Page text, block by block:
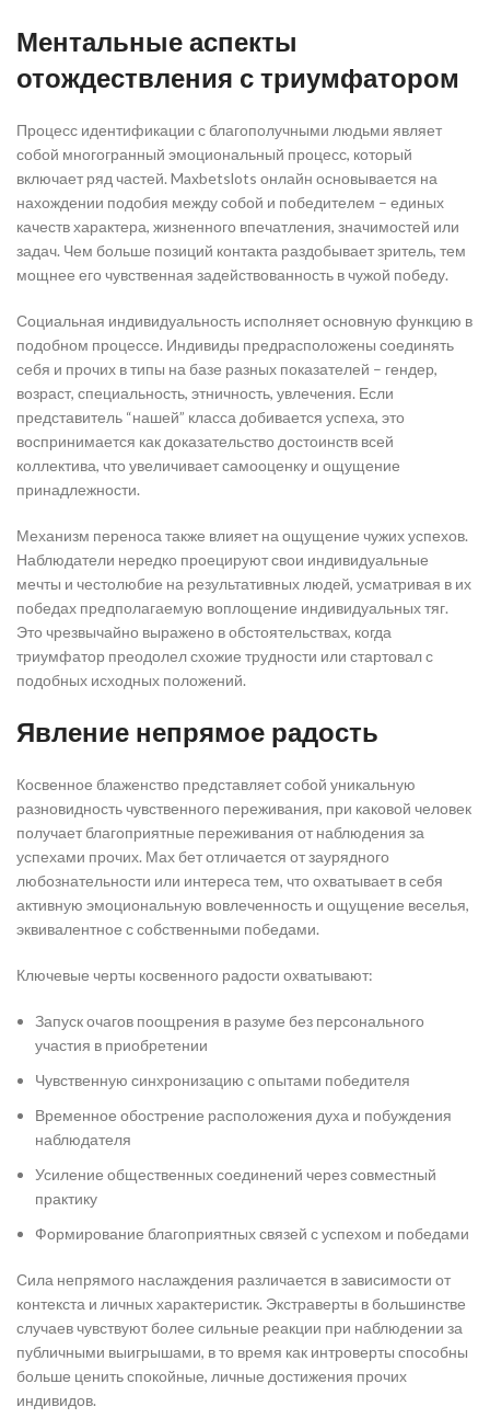
Ментальные аспекты
отождествления с триумфатором
Процесс идентификации с благополучными людьми являет
собой многогранный эмоциональный процесс, который
включает ряд частей. Maxbetslots онлайн основывается на
нахождении подобия между собой и победителем – единых
качеств характера, жизненного впечатления, значимостей или
задач. Чем больше позиций контакта раздобывает зритель, тем
мощнее его чувственная задействованность в чужой победу.
Социальная индивидуальность исполняет основную функцию в
подобном процессе. Индивиды предрасположены соединять
себя и прочих в типы на базе разных показателей – гендер,
возраст, специальность, этничность, увлечения. Если
представитель “нашей” класса добивается успеха, это
воспринимается как доказательство достоинств всей
коллектива, что увеличивает самооценку и ощущение
принадлежности.
Механизм переноса также влияет на ощущение чужих успехов.
Наблюдатели нередко проецируют свои индивидуальные
мечты и честолюбие на результативных людей, усматривая в их
победах предполагаемую воплощение индивидуальных тяг.
Это чрезвычайно выражено в обстоятельствах, когда
триумфатор преодолел схожие трудности или стартовал с
подобных исходных положений.
Явление непрямое радость
Косвенное блаженство представляет собой уникальную
разновидность чувственного переживания, при каковой человек
получает благоприятные переживания от наблюдения за
успехами прочих. Мах бет отличается от заурядного
любознательности или интереса тем, что охватывает в себя
активную эмоциональную вовлеченность и ощущение веселья,
эквивалентное с собственными победами.
Ключевые черты косвенного радости охватывают:
Запуск очагов поощрения в разуме без персонального
участия в приобретении
Чувственную синхронизацию с опытами победителя
Временное обострение расположения духа и побуждения
наблюдателя
Усиление общественных соединений через совместный
практику
Формирование благоприятных связей с успехом и победами
Сила непрямого наслаждения различается в зависимости от
контекста и личных характеристик. Экстраверты в большинстве
случаев чувствуют более сильные реакции при наблюдении за
публичными выигрышами, в то время как интроверты способны
больше ценить спокойные, личные достижения прочих
индивидов.